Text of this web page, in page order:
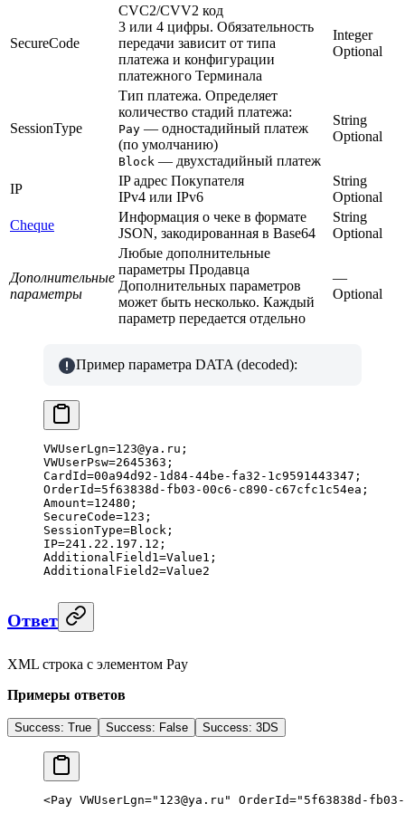
SecureCode
CVC2/CVV2 код
3 или 4 цифры. Обязательность
передачи зависит от типа
платежа и конфигурации
платежного Терминала
Integer
Optional
SessionType
Тип платежа. Определяет
количество стадий платежа:
Pay — одностадийный платеж
(по умолчанию)
Block — двухстадийный платеж
String
Optional
IP
IP адрес Покупателя
IPv4 или IPv6
String
Optional
Cheque
Информация о чеке в формате
JSON, закодированная в Base64
String
Optional
Дополнительные
параметры
Любые дополнительные
параметры Продавца
Дополнительных параметров
может быть несколько. Каждый
параметр передается отдельно
—
Optional
Пример параметра DATA (decoded):
VWUserLgn=123@ya . ru ;
VWUserPsw=2645363 ;
CardId=00a94d92 - 1d84-44be - fa32 - 1c9591443347 ;
OrderId=5f63838d - fb03 -00c6 - c890 - c67cfc1c54ea ;
Amount=12480 ;
SecureCode=123 ;
SessionType=Block ;
IP=241.22.197.12 ;
AdditionalField1=Value1 ;
AdditionalField2=Value2
Ответ
XML строка с элементом Pay
Примеры ответов
Success: True Success: False Success: 3DS
<Pay VWUserLgn="123@ya.ru" OrderId="5f63838d-